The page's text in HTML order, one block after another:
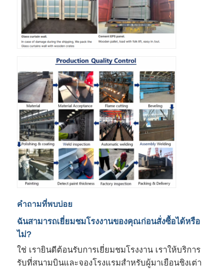
คำถามที่พบบ่อย
ฉันสามารถเยี่ยมชมโรงงานของคุณก่อนสั่งซื้อได้หรือ
ไม่?
ใช่ เรายินดีต้อนรับการเยี่ยมชมโรงงาน เราให้บริการ
รับที่สนามบินและจองโรงแรมสำหรับผู้มาเยือนชิงเต่า